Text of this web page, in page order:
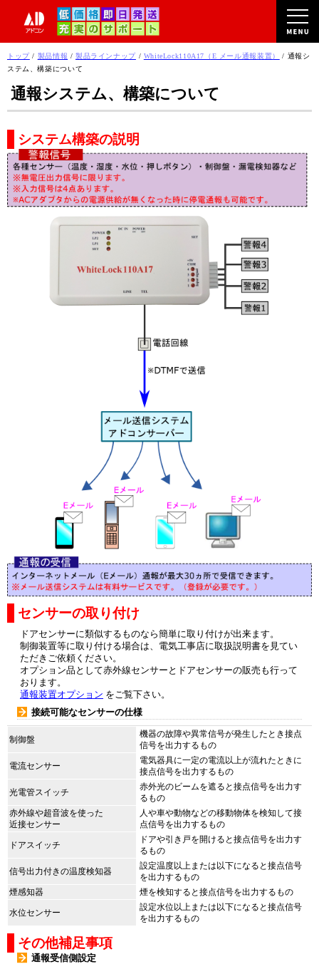
このページの本文へ
現
在
トップ/ 製品情報 / 製品ラインナップ/ WhiteLock110A17（E メール通報装置） / 通報シ
ステム、構築について
通報システム、構築について
システム構築の説明
センサーの取り付け
ドアセンサーに類似するものなら簡単に取り付けが出来ます。
制御装置等に取り付ける場合は、電気工事店に取扱説明書を見てい
ただきご依頼ください。
オプション品として赤外線センサーとドアセンサーの販売も行って
おります。
通報装置オプション をご覧下さい。
接続可能なセンサーの仕様
制御盤
機器の故障や異常信号が発生したとき接点
信号を出力するもの
電流センサー
電気器具に一定の電流以上が流れたときに
接点信号を出力するもの
光電管スイッチ
赤外光のビームを遮ると接点信号を出力す
るもの
赤外線や超音波を使った
近接センサー
人や車や動物などの移動物体を検知して接
点信号を出力するもの
ドアスイッチ
ドアや引き戸を開けると接点信号を出力す
るもの
信号出力付きの温度検知器
設定温度以上または以下になると接点信号
を出力するもの
煙感知器
煙を検知すると接点信号を出力するもの
水位センサー
設定水位以上または以下になると接点信号
を出力するもの
その他補足事項
通報受信側設定